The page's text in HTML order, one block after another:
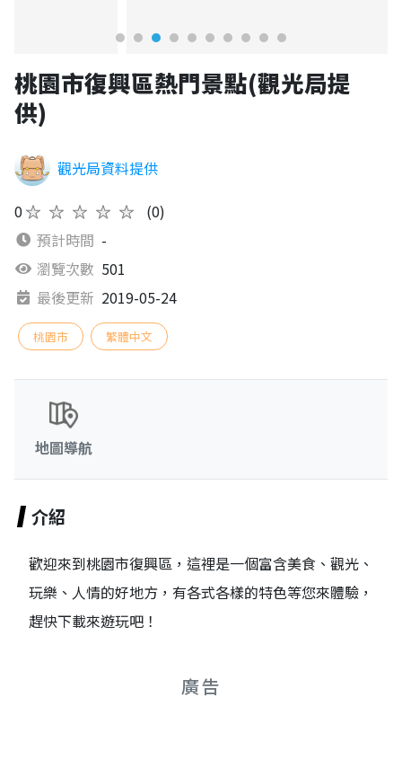
桃園市復興區熱門景點(觀光局提
供)
觀光局資料提供
0★★★★★
(0)
預計時間 -
瀏覽次數 501
最後更新 2019-05-24
桃園市 繁體中文
地圖導航
介紹
歡迎來到桃園市復興區，這裡是一個富含美食、觀光、
玩樂、人情的好地方，有各式各樣的特色等您來體驗，
趕快下載來遊玩吧！
廣告